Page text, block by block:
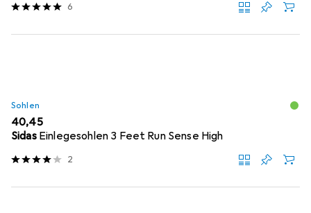
6
Sohlen
EUR
40,45
Sidas Einlegesohlen 3 Feet Run Sense High
2